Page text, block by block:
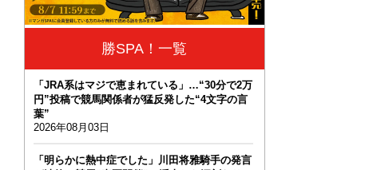
勝SPA！一覧
「JRA系はマジで恵まれている」…“30分で2万
円”投稿で競馬関係者が猛反発した“4文字の言
葉”
2026年08月03日
「明らかに熱中症でした」川田将雅騎手の発言